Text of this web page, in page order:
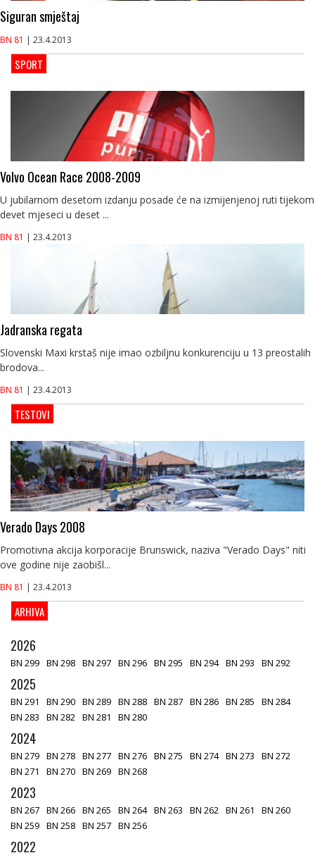
Siguran smještaj
BN 81 | 23.4.2013
SPORT
Volvo Ocean Race 2008-2009
U jubilarnom desetom izdanju posade će na izmijenjenoj ruti tijekom
devet mjeseci u deset ...
BN 81 | 23.4.2013
Jadranska regata
Slovenski Maxi krstaš nije imao ozbiljnu konkurenciju u 13 preostalih
brodova...
BN 81 | 23.4.2013
TESTOVI
Verado Days 2008
Promotivna akcija korporacije Brunswick, naziva "Verado Days" niti
ove godine nije zaobišl...
BN 81 | 23.4.2013
ARHIVA
2026
BN 299 BN 298 BN 297 BN 296 BN 295 BN 294 BN 293 BN 292
2025
BN 291 BN 290 BN 289 BN 288 BN 287 BN 286 BN 285
BN 284
BN 283
BN 282 BN 281 BN 280
2024
BN 279 BN 278 BN 277 BN 276 BN 275 BN 274 BN 273
BN 272
BN 271
BN 270 BN 269 BN 268
2023
BN 267 BN 266 BN 265 BN 264 BN 263 BN 262 BN 261
BN 260
BN 259 BN 258 BN 257 BN 256
2022